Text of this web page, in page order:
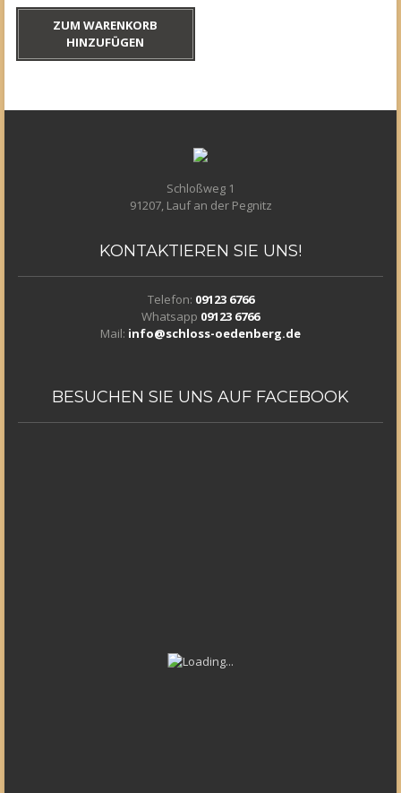
ZUM WARENKORB
HINZUFÜGEN
Schloßweg 1
91207, Lauf an der Pegnitz
KONTAKTIEREN SIE UNS!
Telefon: 09123 6766
Whatsapp 09123 6766
Mail: info@schloss-oedenberg.de
BESUCHEN SIE UNS AUF FACEBOOK